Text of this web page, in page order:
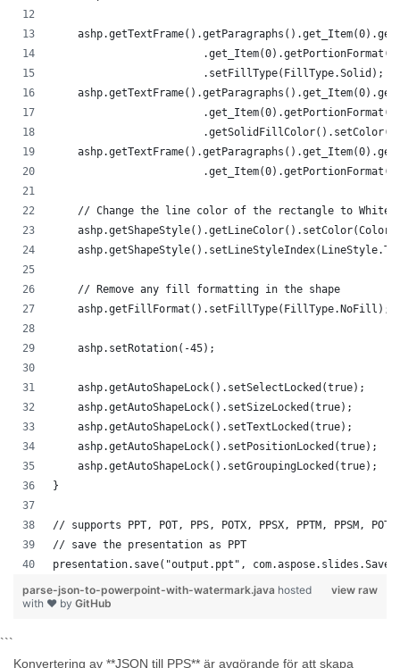
                        .setFillType(FillType.Solid);
    // Change the line color of the rectangle to White
    // Remove any fill formatting in the shape
    ashp.getFillFormat().setFillType(FillType.NoFill);
    ashp.setRotation(-45);
    ashp.getAutoShapeLock().setSelectLocked(true);
    ashp.getAutoShapeLock().setSizeLocked(true);
    ashp.getAutoShapeLock().setTextLocked(true);
    ashp.getAutoShapeLock().setPositionLocked(true);
    ashp.getAutoShapeLock().setGroupingLocked(true);
}
// supports PPT, POT, PPS, POTX, PPSX, PPTM, PPSM,
// save the presentation as PPT
presentation.save("output.ppt",
view raw
parse-json-to-powerpoint-with-watermark.java hosted
with ❤ by GitHub
```
Konvertering av **JSON till PPS** är avgörande för att skapa